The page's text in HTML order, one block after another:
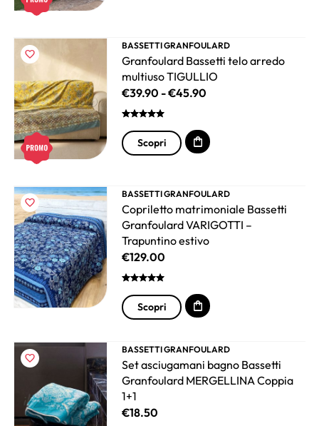
BASSETTI GRANFOULARD
Granfoulard Bassetti telo arredo
multiuso TIGULLIO
€39.90 -€45.90
Scopri
BASSETTI GRANFOULARD
Copriletto matrimoniale Bassetti
Granfoulard VARIGOTTI –
Trapuntino estivo
€129.00
Scopri
BASSETTI GRANFOULARD
Set asciugamani bagno Bassetti
Granfoulard MERGELLINA Coppia
1+1
€18.50